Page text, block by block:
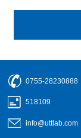
0755-28230888
518109
info@uttlab.com